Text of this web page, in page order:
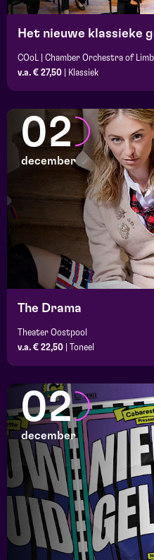
Het nieuwe klassieke
COoL | Chamber Orchestra of
v.a. € 27,50
Klassiek
02
december
The Drama
Theater Oostpool
v.a. € 22,50
Toneel
02
december